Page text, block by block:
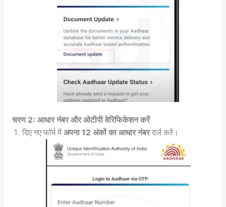
चरण 2: आधार नंबर और ओटीपी वेरिफिकेशन करें
दिए गए फॉर्म मेंअपना 12 अंकों का आधार नंबरदर्ज करें।